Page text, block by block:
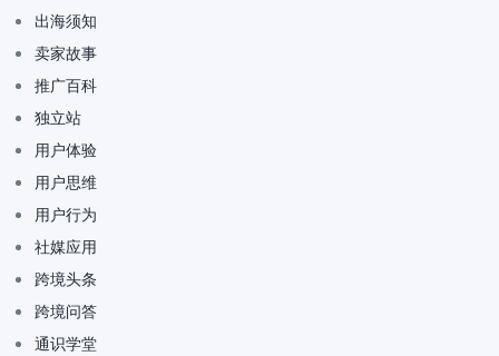
出海须知
卖家故事
推广百科
独立站
用户体验
用户思维
用户行为
社媒应用
跨境头条
跨境问答
通识学堂